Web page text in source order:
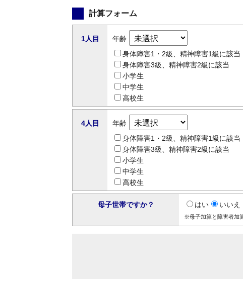
計算フォーム
1人目
年齢
身体障害1・2級、精神障害1級に該当
身体障害3級、精神障害2級に該当
小学生
中学生
高校生
4人目
年齢
身体障害1・2級、精神障害1級に該当
身体障害3級、精神障害2級に該当
小学生
中学生
高校生
母子世帯ですか？ はい いいえ
※母子加算と障害者加